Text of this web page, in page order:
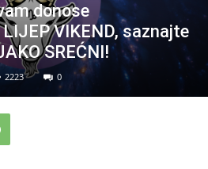
donose
LIJEP VIKEND, saznajte
SREĆNI!
2223 0